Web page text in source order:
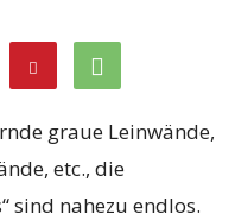
graue Leinwände,
etc., die
sind nahezu endlos.